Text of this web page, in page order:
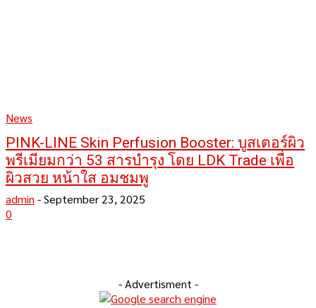
News
PINK-LINE Skin Perfusion Booster: บูสเตอร์ผิว
พรีเมียมกว่า 53 สารบำรุง โดย LDK Trade เพื่อ
ผิวสวย หน้าใส อมชมพู
admin -September 23, 2025
0
- Advertisment -